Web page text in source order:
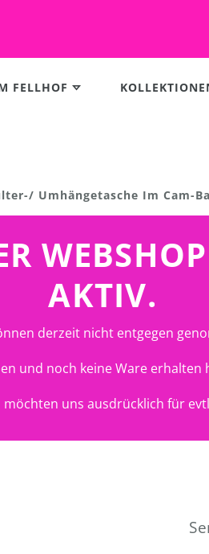
FELLHOF
Umhängetasche Im Cam-
AKTIV.
derzeit nicht entgegen
und noch keine Ware
uns ausdrücklich für